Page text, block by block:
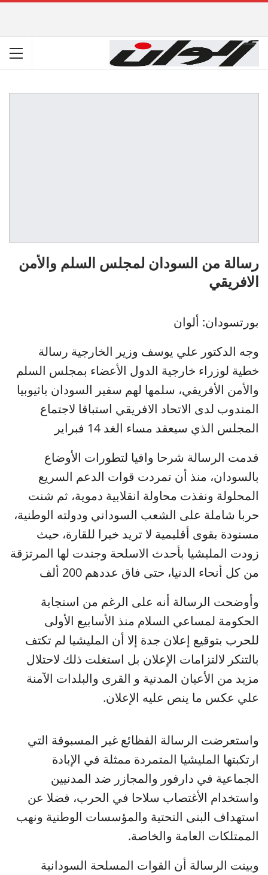
رسالة من السودان لمجلس السلم والأمن
اﻻفريقي
بورتسودان: ألوان
وجه الدكتور علي يوسف وزير الخارجية رسالة
خطية لوزراء خارجية الدول الأعضاء بمجلس السلم
والأمن الأفريقي، سلمها لهم سفير السودان باثيوبيا
المندوب لدى الاتحاد الافريقي استباقا لاجتماع
المجلس الذي سيعقد مساء الغد 14 فبراير
قدمت الرسالة شرحا وافيا لتطورات الأوضاع
بالسودان، منذ أن تمردت قوات الدعم السريع
المحلولة ونفذت محاولة انقلابية دموية، ثم شنت
حربا شاملة على الشعب السوداني ودولته الوطنية،
مسنودة بقوى أقليمية لا تريد خيرا للقارة، حيث
زودت المليشيا بأحدث الاسلحة وجندت لها المرتزقة
من كل أنحاء الدنيا، حتى فاق عددهم 200 ألف
وأوضحت الرسالة أنه على الرغم من استجابة
الحكومة لمساعي السلام منذ الأسابيع الأولى
للحرب بتوقيع إعلان جدة إلا أن المليشيا لم تكتف
بالتنكر لالتزامات الإعلان بل استغلت ذلك لاحتلال
مزيد من الأعيان المدنية و القرى والبلدات الآمنة
علي عكس ما ينص عليه الإعلان.
واستعرضت الرسالة الفظائع غير المسبوقة التي
ارتكبتها المليشيا المتمردة ممثلة في الإبادة
الجماعية في دارفور والمجازر ضد المدنيين
واستخدام الأغتصاب سلاحا في الحرب، فضلا عن
استهداف البنى التحتية والمؤسسات الوطنية ونهب
الممتلكات العامة والخاصة.
وبينت الرسالة أن القوات المسلحة السودانية